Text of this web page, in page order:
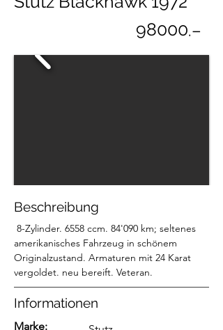
98000.–
Beschreibung
amerikanisches Fahrzeug in schönem
Originalzustand. Armaturen mit 24 Karat
vergoldet. neu bereift. Veteran.
Informationen
Marke: